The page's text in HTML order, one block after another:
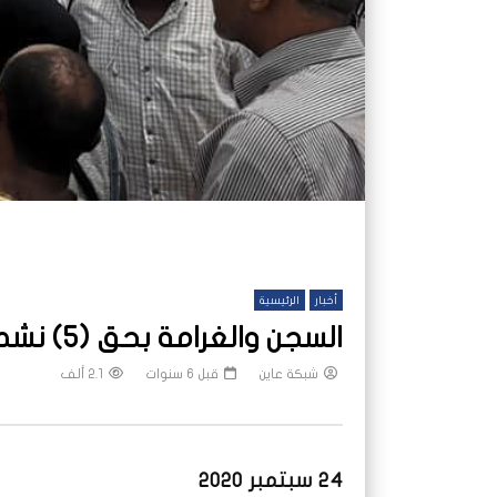
أخبار الرئيسية
السجن والغرامة بحق (5) نشطاء مدنيين في السودان
شبكة عاين قبل 6 سنوات 2.1 ألف
24 سبتمبر 2020